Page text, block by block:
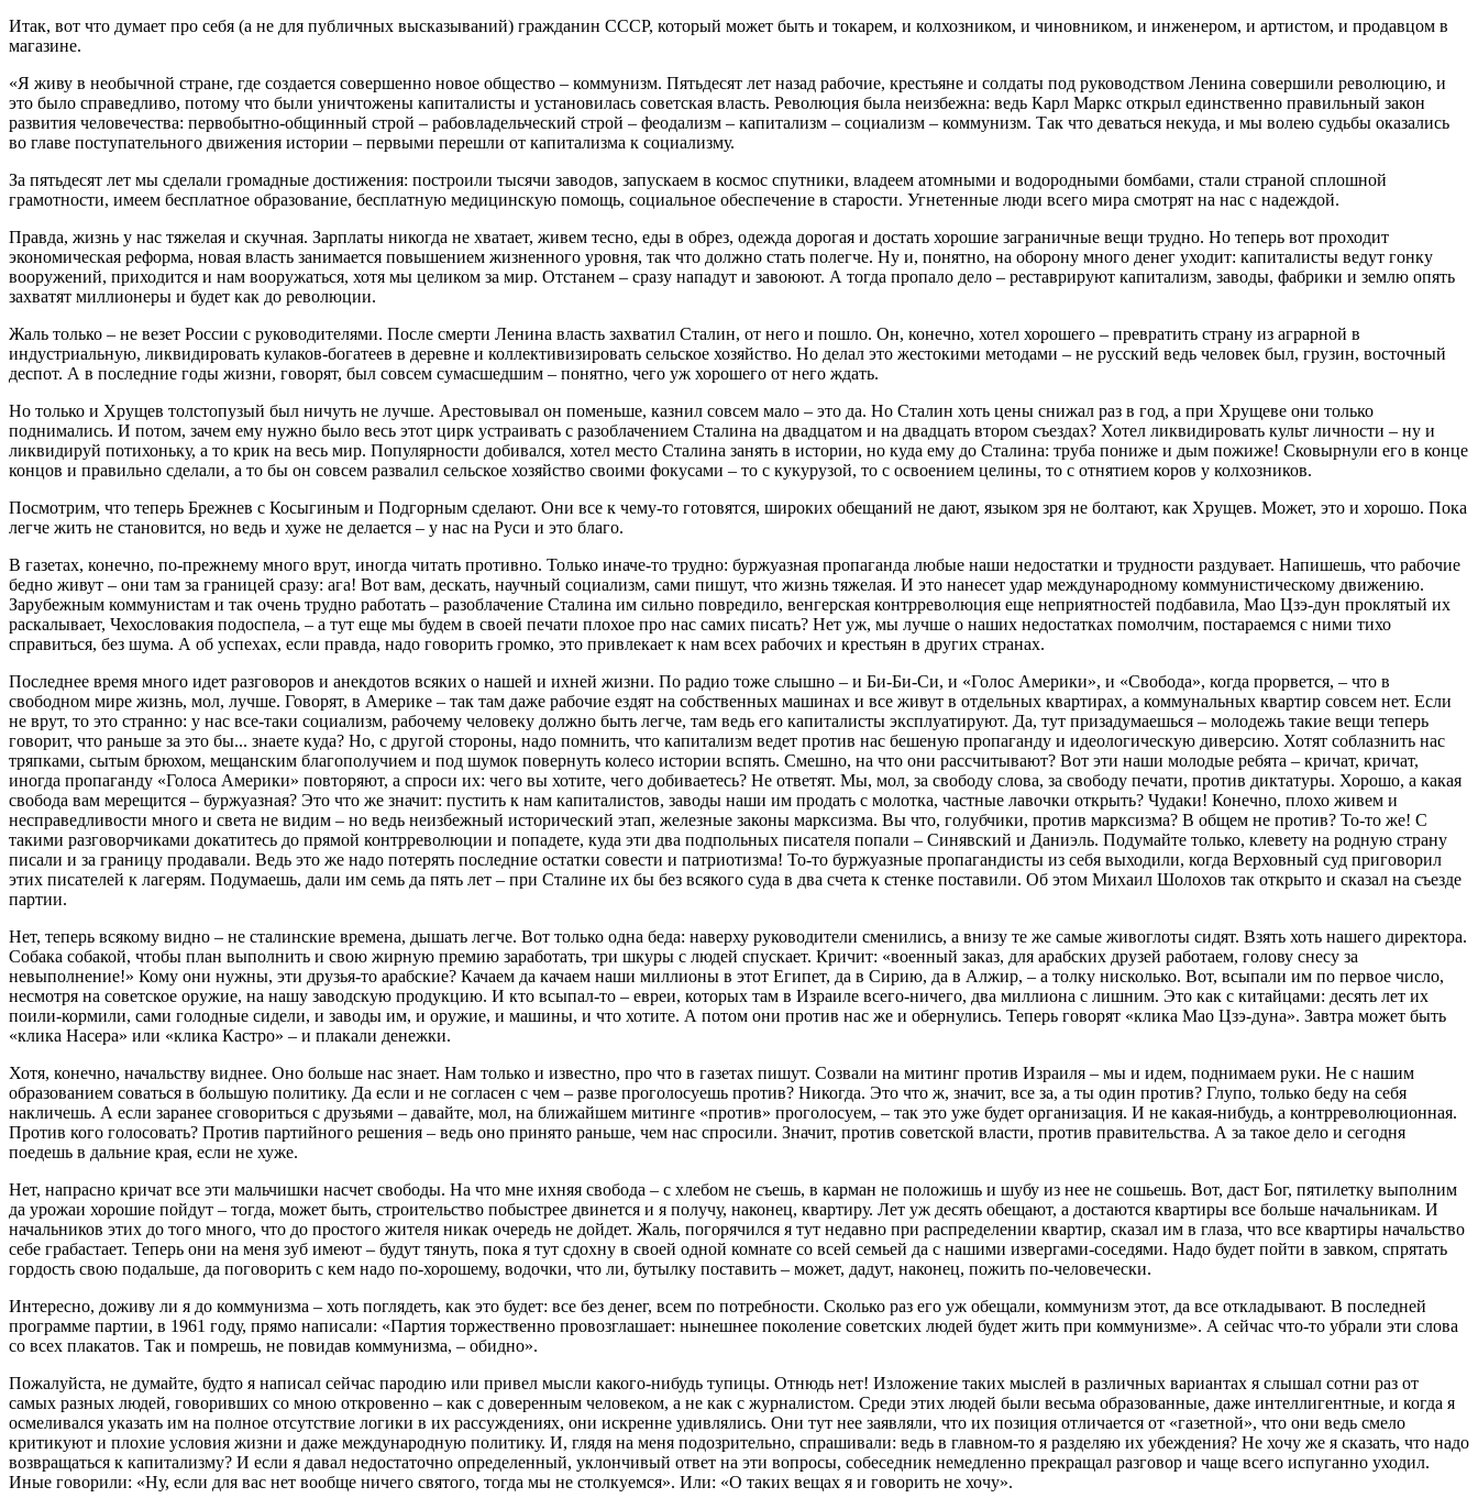
Итак, вот что думает про себя (а не для публичных высказываний) гражданин СССР, который может быть и токарем, и колхозником, и чиновником, и инженером, и артистом, и продавцом в
магазине.
«Я живу в необычной стране, где создается совершенно новое общество – коммунизм. Пятьдесят лет назад рабочие, крестьяне и солдаты под руководством Ленина совершили революцию, и
это было справедливо, потому что были уничтожены капиталисты и установилась советская власть. Революция была неизбежна: ведь Карл Маркс открыл единственно правильный закон
развития человечества: первобытно-общинный строй – рабовладельческий строй – феодализм – капитализм – социализм – коммунизм. Так что деваться некуда, и мы волею судьбы оказались
во главе поступательного движения истории – первыми перешли от капитализма к социализму.
За пятьдесят лет мы сделали громадные достижения: построили тысячи заводов, запускаем в космос спутники, владеем атомными и водородными бомбами, стали страной сплошной
грамотности, имеем бесплатное образование, бесплатную медицинскую помощь, социальное обеспечение в старости. Угнетенные люди всего мира смотрят на нас с надеждой.
Правда, жизнь у нас тяжелая и скучная. Зарплаты никогда не хватает, живем тесно, еды в обрез, одежда дорогая и достать хорошие заграничные вещи трудно. Но теперь вот проходит
экономическая реформа, новая власть занимается повышением жизненного уровня, так что должно стать полегче. Ну и, понятно, на оборону много денег уходит: капиталисты ведут гонку
вооружений, приходится и нам вооружаться, хотя мы целиком за мир. Отстанем – сразу нападут и завоюют. А тогда пропало дело – реставрируют капитализм, заводы, фабрики и землю опять
захватят миллионеры и будет как до революции.
Жаль только – не везет России с руководителями. После смерти Ленина власть захватил Сталин, от него и пошло. Он, конечно, хотел хорошего – превратить страну из аграрной в
индустриальную, ликвидировать кулаков-богатеев в деревне и коллективизировать сельское хозяйство. Но делал это жестокими методами – не русский ведь человек был, грузин, восточный
деспот. А в последние годы жизни, говорят, был совсем сумасшедшим – понятно, чего уж хорошего от него ждать.
Но только и Хрущев толстопузый был ничуть не лучше. Арестовывал он поменьше, казнил совсем мало – это да. Но Сталин хоть цены снижал раз в год, а при Хрущеве они только
поднимались. И потом, зачем ему нужно было весь этот цирк устраивать с разоблачением Сталина на двадцатом и на двадцать втором съездах? Хотел ликвидировать культ личности – ну и
ликвидируй потихоньку, а то крик на весь мир. Популярности добивался, хотел место Сталина занять в истории, но куда ему до Сталина: труба пониже и дым пожиже! Сковырнули его в конце
концов и правильно сделали, а то бы он совсем развалил сельское хозяйство своими фокусами – то с кукурузой, то с освоением целины, то с отнятием коров у колхозников.
Посмотрим, что теперь Брежнев с Косыгиным и Подгорным сделают. Они все к чему-то готовятся, широких обещаний не дают, языком зря не болтают, как Хрущев. Может, это и хорошо. Пока
легче жить не становится, но ведь и хуже не делается – у нас на Руси и это благо.
В газетах, конечно, по-прежнему много врут, иногда читать противно. Только иначе-то трудно: буржуазная пропаганда любые наши недостатки и трудности раздувает. Напишешь, что рабочие
бедно живут – они там за границей сразу: ага! Вот вам, дескать, научный социализм, сами пишут, что жизнь тяжелая. И это нанесет удар международному коммунистическому движению.
Зарубежным коммунистам и так очень трудно работать – разоблачение Сталина им сильно повредило, венгерская контрреволюция еще неприятностей подбавила, Мао Цзэ-дун проклятый их
раскалывает, Чехословакия подоспела, – а тут еще мы будем в своей печати плохое про нас самих писать? Нет уж, мы лучше о наших недостатках помолчим, постараемся с ними тихо
справиться, без шума. А об успехах, если правда, надо говорить громко, это привлекает к нам всех рабочих и крестьян в других странах.
Последнее время много идет разговоров и анекдотов всяких о нашей и ихней жизни. По радио тоже слышно – и Би-Би-Си, и «Голос Америки», и «Свобода», когда прорвется, – что в
свободном мире жизнь, мол, лучше. Говорят, в Америке – так там даже рабочие ездят на собственных машинах и все живут в отдельных квартирах, а коммунальных квартир совсем нет. Если
не врут, то это странно: у нас все-таки социализм, рабочему человеку должно быть легче, там ведь его капиталисты эксплуатируют. Да, тут призадумаешься – молодежь такие вещи теперь
говорит, что раньше за это бы... знаете куда? Но, с другой стороны, надо помнить, что капитализм ведет против нас бешеную пропаганду и идеологическую диверсию. Хотят соблазнить нас
тряпками, сытым брюхом, мещанским благополучием и под шумок повернуть колесо истории вспять. Смешно, на что они рассчитывают? Вот эти наши молодые ребята – кричат, кричат,
иногда пропаганду «Голоса Америки» повторяют, а спроси их: чего вы хотите, чего добиваетесь? Не ответят. Мы, мол, за свободу слова, за свободу печати, против диктатуры. Хорошо, а какая
свобода вам мерещится – буржуазная? Это что же значит: пустить к нам капиталистов, заводы наши им продать с молотка, частные лавочки открыть? Чудаки! Конечно, плохо живем и
несправедливости много и света не видим – но ведь неизбежный исторический этап, железные законы марксизма. Вы что, голубчики, против марксизма? В общем не против? То-то же! С
такими разговорчиками докатитесь до прямой контрреволюции и попадете, куда эти два подпольных писателя попали – Синявский и Даниэль. Подумайте только, клевету на родную страну
писали и за границу продавали. Ведь это же надо потерять последние остатки совести и патриотизма! То-то буржуазные пропагандисты из себя выходили, когда Верховный суд приговорил
этих писателей к лагерям. Подумаешь, дали им семь да пять лет – при Сталине их бы без всякого суда в два счета к стенке поставили. Об этом Михаил Шолохов так открыто и сказал на съезде
партии.
Нет, теперь всякому видно – не сталинские времена, дышать легче. Вот только одна беда: наверху руководители сменились, а внизу те же самые живоглоты сидят. Взять хоть нашего директора.
Собака собакой, чтобы план выполнить и свою жирную премию заработать, три шкуры с людей спускает. Кричит: «военный заказ, для арабских друзей работаем, голову снесу за
невыполнение!» Кому они нужны, эти друзья-то арабские? Качаем да качаем наши миллионы в этот Египет, да в Сирию, да в Алжир, – а толку нисколько. Вот, всыпали им по первое число,
несмотря на советское оружие, на нашу заводскую продукцию. И кто всыпал-то – евреи, которых там в Израиле всего-ничего, два миллиона с лишним. Это как с китайцами: десять лет их
поили-кормили, сами голодные сидели, и заводы им, и оружие, и машины, и что хотите. А потом они против нас же и обернулись. Теперь говорят «клика Мао Цзэ-дуна». Завтра может быть
«клика Насера» или «клика Кастро» – и плакали денежки.
Хотя, конечно, начальству виднее. Оно больше нас знает. Нам только и известно, про что в газетах пишут. Созвали на митинг против Израиля – мы и идем, поднимаем руки. Не с нашим
образованием соваться в большую политику. Да если и не согласен с чем – разве проголосуешь против? Никогда. Это что ж, значит, все за, а ты один против? Глупо, только беду на себя
накличешь. А если заранее сговориться с друзьями – давайте, мол, на ближайшем митинге «против» проголосуем, – так это уже будет организация. И не какая-нибудь, а контрреволюционная.
Против кого голосовать? Против партийного решения – ведь оно принято раньше, чем нас спросили. Значит, против советской власти, против правительства. А за такое дело и сегодня
поедешь в дальние края, если не хуже.
Нет, напрасно кричат все эти мальчишки насчет свободы. На что мне ихняя свобода – с хлебом не съешь, в карман не положишь и шубу из нее не сошьешь. Вот, даст Бог, пятилетку выполним
да урожаи хорошие пойдут – тогда, может быть, строительство побыстрее двинется и я получу, наконец, квартиру. Лет уж десять обещают, а достаются квартиры все больше начальникам. И
начальников этих до того много, что до простого жителя никак очередь не дойдет. Жаль, погорячился я тут недавно при распределении квартир, сказал им в глаза, что все квартиры начальство
себе грабастает. Теперь они на меня зуб имеют – будут тянуть, пока я тут сдохну в своей одной комнате со всей семьей да с нашими извергами-соседями. Надо будет пойти в завком, спрятать
гордость свою подальше, да поговорить с кем надо по-хорошему, водочки, что ли, бутылку поставить – может, дадут, наконец, пожить по-человечески.
Интересно, доживу ли я до коммунизма – хоть поглядеть, как это будет: все без денег, всем по потребности. Сколько раз его уж обещали, коммунизм этот, да все откладывают. В последней
программе партии, в 1961 году, прямо написали: «Партия торжественно провозглашает: нынешнее поколение советских людей будет жить при коммунизме». А сейчас что-то убрали эти слова
со всех плакатов. Так и помрешь, не повидав коммунизма, – обидно».
Пожалуйста, не думайте, будто я написал сейчас пародию или привел мысли какого-нибудь тупицы. Отнюдь нет! Изложение таких мыслей в различных вариантах я слышал сотни раз от
самых разных людей, говоривших со мною откровенно – как с доверенным человеком, а не как с журналистом. Среди этих людей были весьма образованные, даже интеллигентные, и когда я
осмеливался указать им на полное отсутствие логики в их рассуждениях, они искренне удивлялись. Они тут нее заявляли, что их позиция отличается от «газетной», что они ведь смело
критикуют и плохие условия жизни и даже международную политику. И, глядя на меня подозрительно, спрашивали: ведь в главном-то я разделяю их убеждения? Не хочу же я сказать, что надо
возвращаться к капитализму? И если я давал недостаточно определенный, уклончивый ответ на эти вопросы, собеседник немедленно прекращал разговор и чаще всего испуганно уходил.
Иные говорили: «Ну, если для вас нет вообще ничего святого, тогда мы не столкуемся». Или: «О таких вещах я и говорить не хочу».